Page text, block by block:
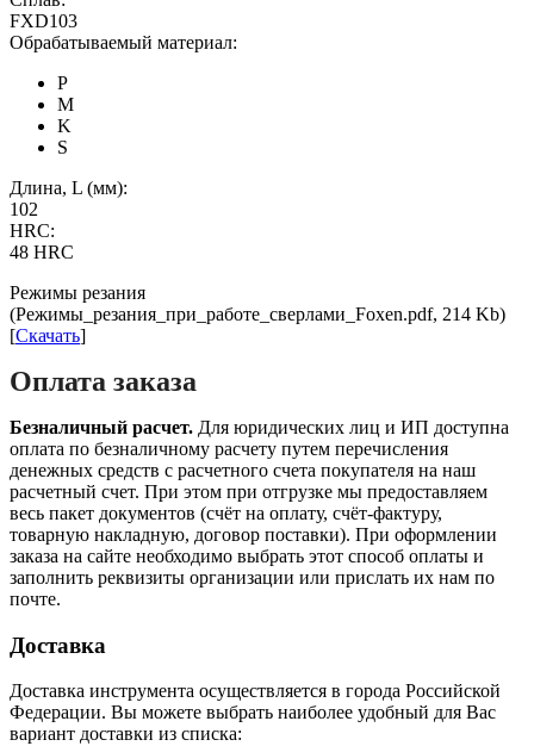
FXD103
Обрабатываемый материал:
P
M
K
S
Длина, L (мм):
102
HRC:
48 HRC
Режимы резания
(Режимы_резания_при_работе_сверлами_Foxen.pdf, 214 Kb)
[Скачать]
Оплата заказа
Безналичный расчет. Для юридических лиц и ИП доступна
оплата по безналичному расчету путем перечисления
денежных средств с расчетного счета покупателя на наш
расчетный счет. При этом при отгрузке мы предоставляем
весь пакет документов (счёт на оплату, счёт-фактуру,
товарную накладную, договор поставки). При оформлении
заказа на сайте необходимо выбрать этот способ оплаты и
заполнить реквизиты организации или прислать их нам по
почте.
Доставка
Доставка инструмента осуществляется в города Российской
Федерации. Вы можете выбрать наиболее удобный для Вас
вариант доставки из списка: